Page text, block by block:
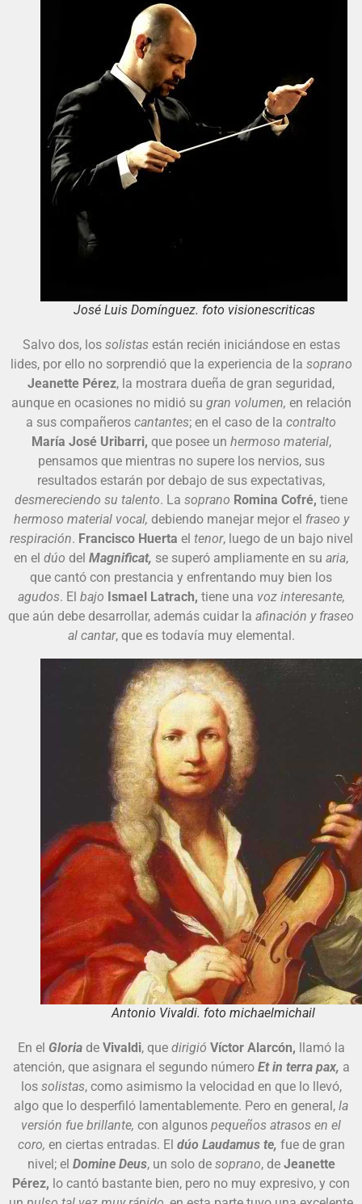
José Luis Domínguez. foto visionescriticas
Salvo dos, los solistasestán recién iniciándose en estas
lides, por ello no sorprendió que la experiencia de la soprano
Jeanette Pérez, la mostrara dueña de gran seguridad,
aunque en ocasiones no midió su gran volumen, en relación
a sus compañeros cantantes; en el caso de la contralto
María José Uribarri, que posee un hermoso material,
pensamos que mientras no supere los nervios, sus
resultados estarán por debajo de sus expectativas,
desmereciendo su talento. La soprano Romina Cofré, tiene
hermoso material vocal, debiendo manejar mejor el fraseo y
respiración. Francisco Huerta el tenor, luego de un bajo nivel
en el dúo del Magnificat, se superó ampliamente en su aria,
que cantó con prestancia y enfrentando muy bien los
agudos. El bajo Ismael Latrach, tiene una voz interesante,
que aún debe desarrollar, además cuidar la afinación y fraseo
al cantar, que es todavía muy elemental.
Antonio Vivaldi. foto michaelmichail
En el Gloriade Vivaldi, que dirigió Víctor Alarcón, llamó la
atención, que asignara el segundo número Et in terra pax, a
los solistas, como asimismo la velocidad en que lo llevó,
algo que lo desperfiló lamentablemente. Pero en general, la
versión fue brillante, con algunos pequeños atrasos en el
coro, en ciertas entradas. El dúo Laudamus te, fue de gran
nivel; el Domine Deus, un solo desoprano, de Jeanette
Pérez, lo cantó bastante bien, pero no muy expresivo, y con